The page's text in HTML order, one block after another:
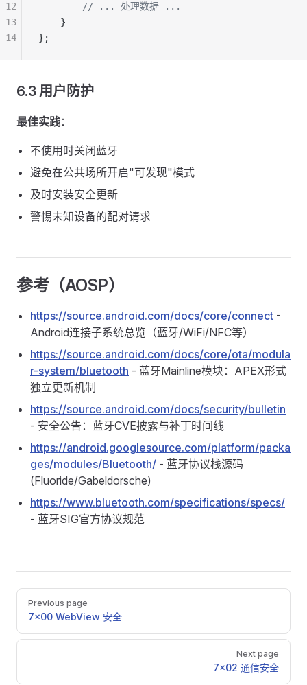
        // ... 处理数据 ...
    }
};
12
13
14
6.3 用户防护
最佳实践：
不使用时关闭蓝牙
避免在公共场所开启"可发现"模式
及时安装安全更新
警惕未知设备的配对请求
参考（AOSP）
https://source.android.com/docs/core/connect -
Android连接子系统总览（蓝牙/WiFi/NFC等）
https://source.android.com/docs/core/ota/modula
r-system/bluetooth - 蓝牙Mainline模块：APEX形式
独立更新机制
https://source.android.com/docs/security/bulletin
- 安全公告：蓝牙CVE披露与补丁时间线
https://android.googlesource.com/platform/packa
ges/modules/Bluetooth/ - 蓝牙协议栈源码
(Fluoride/Gabeldorsche)
https://www.bluetooth.com/specifications/specs/
- 蓝牙SIG官方协议规范
Pager
Previous page
7x00 WebView 安全
Next page
7x02 通信安全